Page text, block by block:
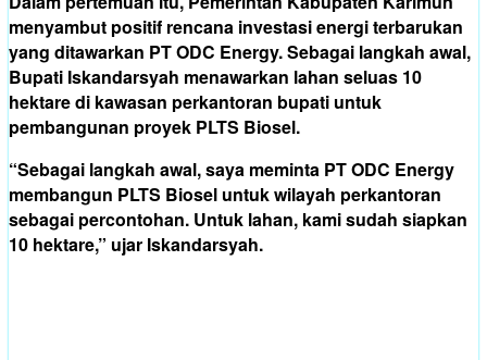
menyambut positif rencana investasi energi terbarukan
yang ditawarkan PT ODC Energy. Sebagai langkah awal,
Bupati Iskandarsyah menawarkan lahan seluas 10
hektare di kawasan perkantoran bupati untuk
pembangunan proyek PLTS Biosel.
“Sebagai langkah awal, saya meminta PT ODC Energy
membangun PLTS Biosel untuk wilayah perkantoran
sebagai percontohan. Untuk lahan, kami sudah siapkan
10 hektare,” ujar Iskandarsyah.